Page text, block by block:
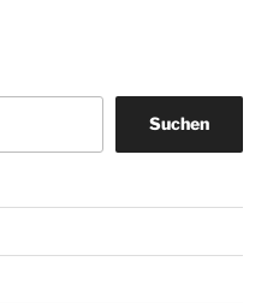
Suchen